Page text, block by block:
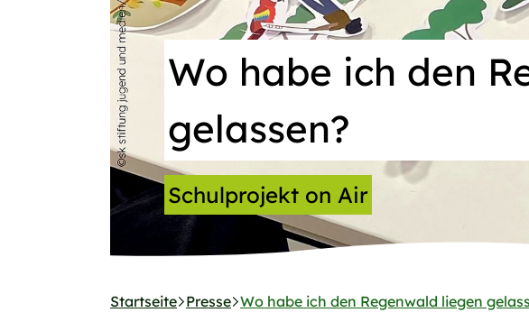
Wo habe ich den
gelassen?
Schulprojekt on Air
Startseite Presse Wo habe ich den Regenwald liegen